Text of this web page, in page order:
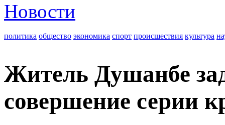
Новости
политика общество экономика спорт происшествия культура
Житель Душанбе
совершение серии